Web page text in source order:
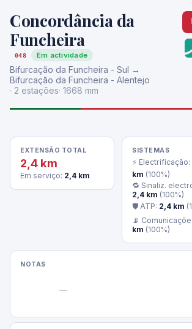
Concordância da
Funcheira
048 Em actividade
Bifurcação da Funcheira - Sul →
Bifurcação da Funcheira - Alentejo
· 2 estações· 1668 mm
EXTENSÃO TOTAL
2,4 km
Em serviço: 2,4 km
SISTEMAS
⚡ Electrificação:
km (100%)
🔁 Sinaliz.
2,4 km (100%)
🛡 ATP: 2,4 km
📡
km (100%)
NOTAS